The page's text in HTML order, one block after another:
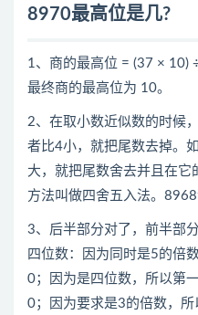
8970最高位是几?
1、商的最高位 = (37 × 10)
最终商的最高位为 10。
2、在取小数近似数的时候
者比4小，就把尾数去掉。
大，就把尾数舍去并且在它
方法叫做四舍五入法。
3、后半部分对了，前半部
四位数：因为同时是5的倍
0；因为是四位数，所以第
0；因为要求是3的倍数，所